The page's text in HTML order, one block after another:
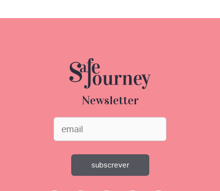
Newsletter